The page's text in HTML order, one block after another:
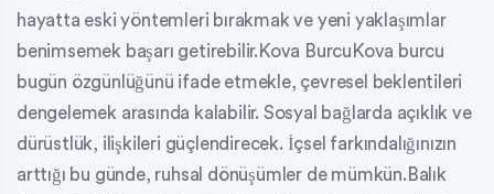
hayatta eski yöntemleri bırakmak ve yeni yaklaşımlar
benimsemek başarı getirebilir.Kova BurcuKova burcu
bugün özgünlüğünü ifade etmekle, çevresel beklentileri
dengelemek arasında kalabilir. Sosyal bağlarda açıklık ve
dürüstlük, ilişkileri güçlendirecek. İçsel farkındalığınızın
arttığı bu günde, ruhsal dönüşümler de mümkün.Balık